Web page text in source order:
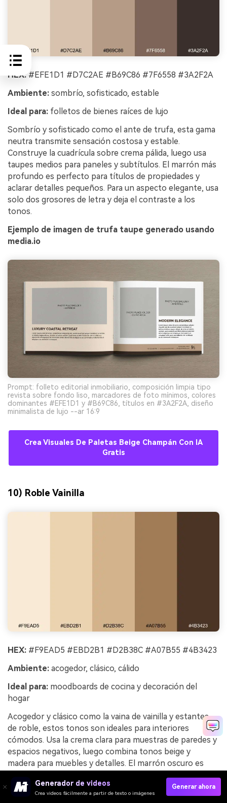
HEX: #EFE1D1 #D7C2AE #B69C86 #7F6558 #3A2F2A
Ambiente: sombrío, sofisticado, estable
Ideal para: folletos de bienes raíces de lujo
Sombrío y sofisticado como el ante de trufa, esta gama
neutra transmite sensación costosa y estable.
Construye la cuadrícula sobre crema pálida, luego usa
taupes medios para paneles y subtítulos. El marrón más
profundo es perfecto para títulos de propiedades y
aclarar detalles pequeños. Para un aspecto elegante, usa
solo dos grosores de letra y deja el contraste a los
tonos.
Ejemplo de imagen de trufa taupe generado usando
media.io
Prompt: folleto editorial inmobiliario, composición limpia tipo
revista sobre fondo liso, marcadores de foto mínimos, colores
dominantes #EFE1D1 y #B69C86, títulos en #3A2F2A, diseño
minimalista de lujo --ar 16:9
Crea Visuales De Paletas Beige Champán Con IA
Gratis
10) Roble Vainilla
HEX: #F9EAD5 #EBD2B1 #D2B38C #A07B55 #4B3423
Ambiente: acogedor, clásico, cálido
Ideal para: moodboards de cocina y decoración del
hogar
Acogedor y clásico como la vaina de vainilla y estantes
de roble, estos tonos son ideales para interiores
cómodos. Usa la crema clara para muestras de paredes y
espacios negativos, luego combina tonos beige y
madera para muebles y detalles. El marrón oscuro es
Consejo: equilibra la calidez con un poco de blanco puro
para evitar que el panel se vea turbio.
Generador de videos
Crea videos fácilmente a partir de texto o imágenes
Generar ahora